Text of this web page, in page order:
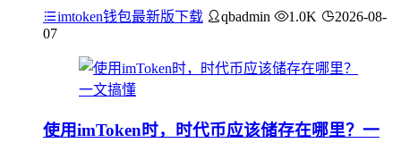
imtoken钱包最新版下载 qbadmin 1.0K
2026-08-
07
使用imToken时，时代币应该储存在哪里？一